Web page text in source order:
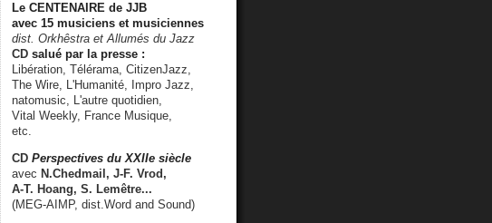
Le CENTENAIRE de JJB
avec 15 musiciens et musiciennes
dist. Orkhêstra et Allumés du Jazz
CD salué par la presse :
Libération, Télérama, CitizenJazz,
The Wire, L'Humanité, Impro Jazz,
natomusic, L'autre quotidien,
Vital Weekly, France Musique,
etc.
CD Perspectives du XXIIe siècle
avec N.Chedmail, J-F. Vrod,
A-T. Hoang, S. Lemêtre...
(MEG-AIMP, dist.Word and Sound)